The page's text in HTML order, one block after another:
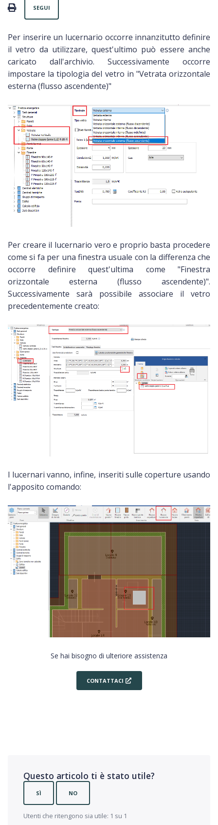
PRINT
SEGUI
Per inserire un lucernario occorre innanzitutto definire
il vetro da utilizzare, quest'ultimo può essere anche
caricato dall'archivio. Successivamente occorre
impostare la tipologia del vetro in "Vetrata orizzontale
esterna (flusso ascendente)"
Per creare il lucernario vero e proprio basta procedere
come si fa per una finestra usuale con la differenza che
occorre definire quest'ultima come "Finestra
orizzontale esterna (flusso ascendente)".
Successivamente sarà possibile associare il vetro
precedentemente creato:
I lucernari vanno, infine, inseriti sulle coperture usando
l'apposito comando:
Se hai bisogno di ulteriore assistenza
CONTATTACI
Questo articolo ti è stato utile?
SÌ NO
Utenti che ritengono sia utile: 1 su 1